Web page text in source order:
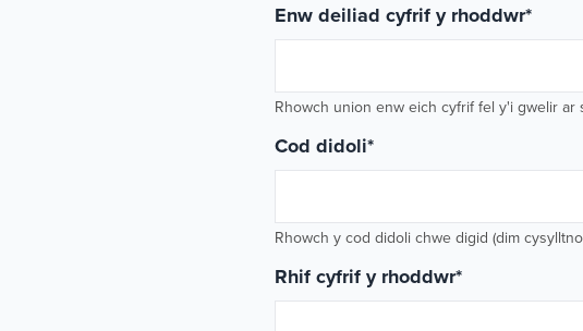
Enw deiliad cyfrif y rhoddwr*
Rhowch union enw eich cyfrif fel y'i gwelir ar
Cod didoli*
Rhowch y cod didoli chwe digid (dim
Rhif cyfrif y rhoddwr*